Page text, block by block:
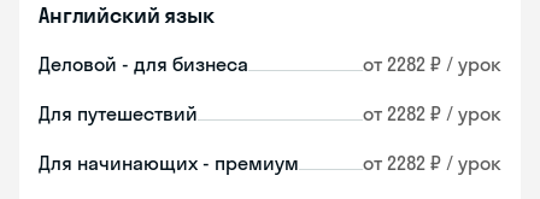
Английский язык
Деловой - для бизнеса от 2282 ₽ / урок
Для путешествий от 2282 ₽ / урок
Для начинающих - премиум от 2282 ₽ / урок